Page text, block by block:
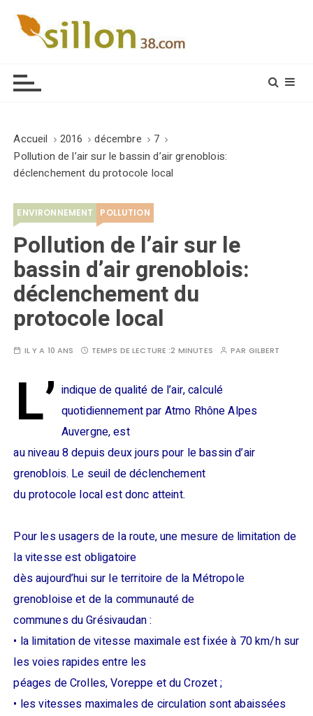
Accueil 2016 décembre
7
Pollution de l’air sur le bassin d’air grenoblois:
déclenchement du protocole local
ENVIRONNEMENT POLLUTION
Pollution de l’air sur le
bassin d’air grenoblois:
déclenchement du
protocole local
IL Y A 10 ANS TEMPS DE LECTURE :2 MINUTES PAR GILBERT
L’ indique de qualité de l’air, calculé
quotidiennement par Atmo Rhône Alpes
Auvergne, est
au niveau 8 depuis deux jours pour le bassin d’air
grenoblois. Le seuil de déclenchement
du protocole local est donc atteint.
Pour les usagers de la route, une mesure de limitation de
la vitesse est obligatoire
dès aujourd’hui sur le territoire de la Métropole
grenobloise et de la communauté de
communes du Grésivaudan :
• la limitation de vitesse maximale est fixée à 70 km/h sur
les voies rapides entre les
péages de Crolles, Voreppe et du Crozet ;
• les vitesses maximales de circulation sont abaissées